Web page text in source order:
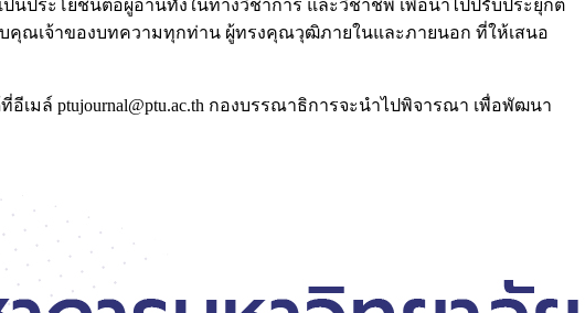
ประโยชน์ต่อผู้อ่านทั้งในทางวิชาการ และวิชาชีพ เพื่อนำไปปรับประยุกต์
คุณเจ้าของบทความทุกท่าน ผู้ทรงคุณวุฒิภายในและภายนอก ที่ให้เสนอ
มล์ ptujournal@ptu.ac.th กองบรรณาธิการจะนำไปพิจารณา เพื่อพัฒนา